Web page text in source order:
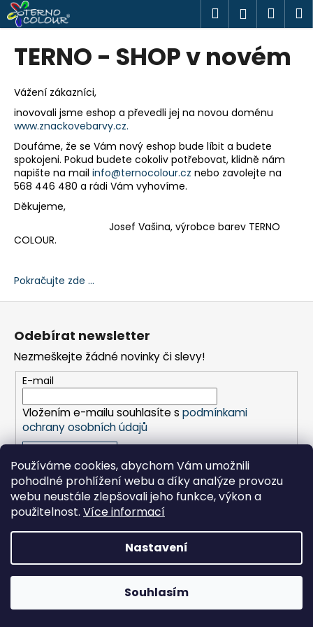
Používáme cookies, abychom Vám umožnili
pohodlné prohlížení webu a díky analýze provozu
webu neustále zlepšovali jeho funkce, výkon a
použitelnost. Více informací
Nastavení
Souhlasím
Přejít
na
obsah
Vítejte na novém E-shopu barev TERNO COLOUR. Přejeme
Hledat
TERNO - SHOP v novém
Vážení zákazníci,
inovovali jsme eshop a převedli jej na novou doménu
www.znackovebarvy.cz.
Doufáme, že se Vám nový eshop bude líbit a budete
spokojeni. Pokud budete cokoliv potřebovat, klidně nám
napište na mail info@ternocolour.cz nebo zavolejte na
568 446 480 a rádi Vám vyhovíme.
Děkujeme,
Josef Vašina, výrobce barev TERNO
COLOUR.
Pokračujte zde ...
K
o
o
p
o
t
ř
e
b
j
t
e
a
j
í
?
HLEDAT
D
p
u
Z
Odebírat newsletter
Nezmeškejte žádné novinky či slevy!
E-mail
Vložením e-mailu souhlasíte s podmínkami
ochrany osobních údajů
PŘIHLÁSIT SE
Terno Colour. Všechna práva vyhrazena.